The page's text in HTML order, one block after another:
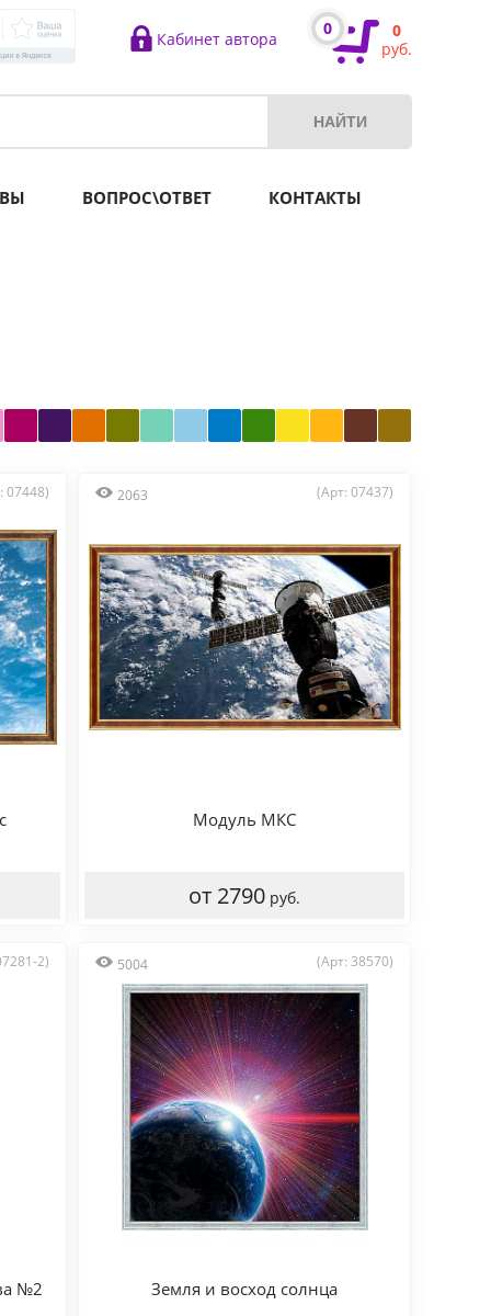
Кабинет автора
0
0
руб.
ВОПРОС\ОТВЕТ КОНТАКТЫ
07448) 2063 (Арт: 07437)
Модуль МКС
от 2790 руб.
2)
№2
5004 (Арт: 38570)
Земля и восход солнца